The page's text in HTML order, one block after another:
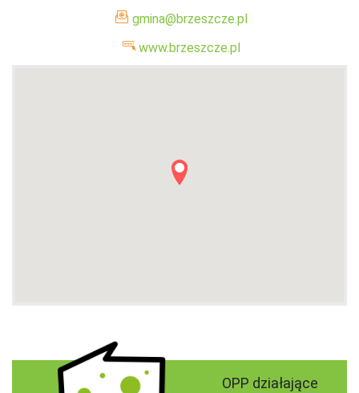
gmina@brzeszcze.pl
www.brzeszcze.pl
OPP działające